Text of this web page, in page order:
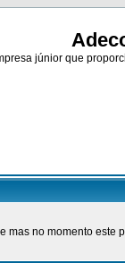
júnior que
mas no momento este